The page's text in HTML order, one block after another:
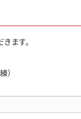
ます。
）